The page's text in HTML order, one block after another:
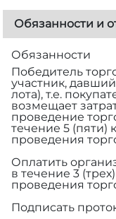
Обязанности и
Обязанности
Победитель
участник,
лота), т.е.
возмещает
проведение
течение 5 (пяти)
проведения
Оплатить
в течение 3
проведения
Подписать